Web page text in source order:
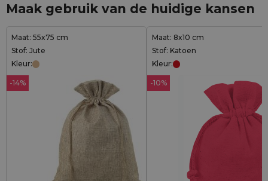
Maak gebruik van de huidige kansen
Maat: 55x75 cm
Stof: Jute
Kleur:
-14%
Maat: 8x10 cm
Stof: Katoen
Kleur:
-10%